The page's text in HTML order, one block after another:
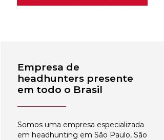
Empresa de
headhunters presente
em todo o Brasil
Somos uma empresa especializada
em headhunting em São Paulo, São